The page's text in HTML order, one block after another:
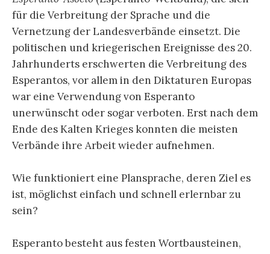
für die Verbreitung der Sprache und die
Vernetzung der Landesverbände einsetzt. Die
politischen und kriegerischen Ereignisse des 20.
Jahrhunderts erschwerten die Verbreitung des
Esperantos, vor allem in den Diktaturen Europas
war eine Verwendung von Esperanto
unerwünscht oder sogar verboten. Erst nach dem
Ende des Kalten Krieges konnten die meisten
Verbände ihre Arbeit wieder aufnehmen.
Wie funktioniert eine Plansprache, deren Ziel es
ist, möglichst einfach und schnell erlernbar zu
sein?
Esperanto besteht aus festen Wortbausteinen,